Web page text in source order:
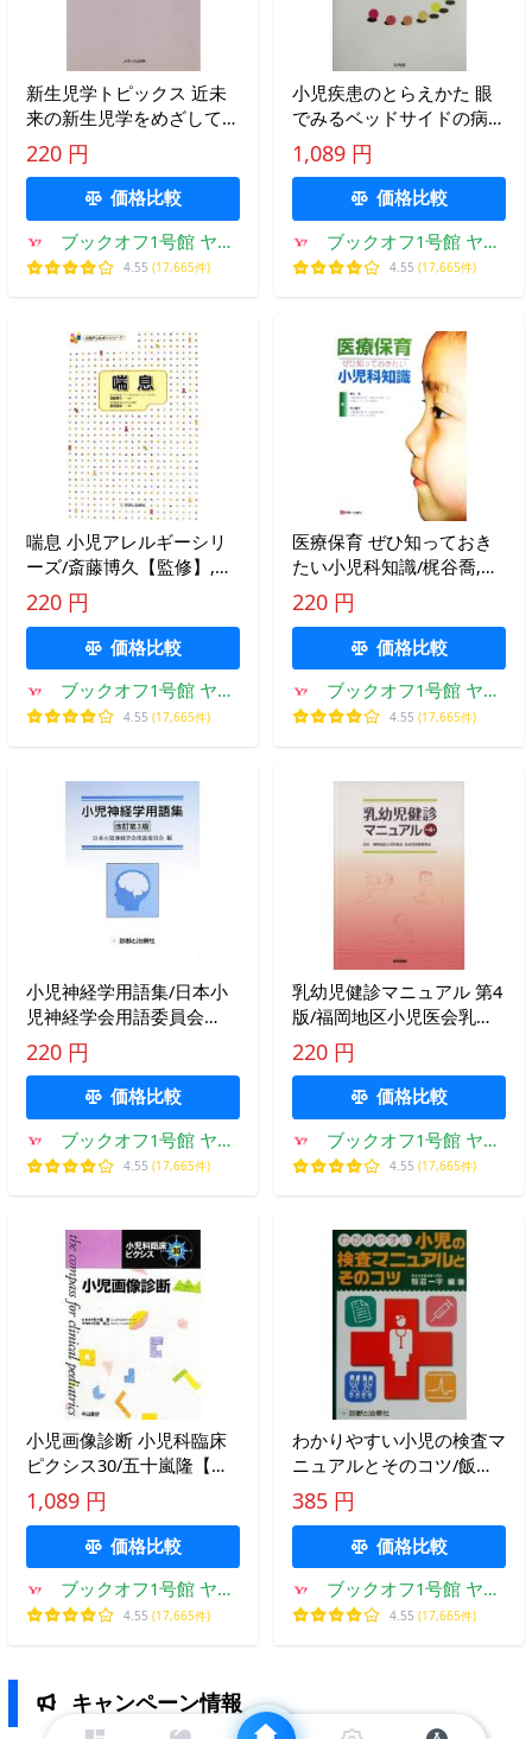
新生児学トピックス 近未
来の新生児学をめざして/
戸苅創(編者)
220 円
価格比較
ブックオフ1号館 ヤフ
ーショッピング店
4.55 (17,665件)
小児疾患のとらえかた 眼
でみるベッドサイドの病態
生理/別所文雄(編者),水谷
修紀(編者),
1,089 円
価格比較
ブックオフ1号館 ヤフ
ーショッピング店
4.55 (17,665件)
喘息 小児アレルギーシリ
ーズ/斎藤博久【監修】,勝
沼俊雄【編】
220 円
価格比較
ブックオフ1号館 ヤフ
ーショッピング店
4.55 (17,665件)
医療保育 ぜひ知っておき
たい小児科知識/梶谷喬,寺
田喜平【著】
220 円
価格比較
ブックオフ1号館 ヤフ
ーショッピング店
4.55 (17,665件)
小児神経学用語集/日本小
児神経学会用語委員会
【編】
220 円
価格比較
ブックオフ1号館 ヤフ
ーショッピング店
4.55 (17,665件)
乳幼児健診マニュアル 第4
版/福岡地区小児医会乳幼
児保健委員(著者)
220 円
価格比較
ブックオフ1号館 ヤフ
ーショッピング店
4.55 (17,665件)
小児画像診断 小児科臨床
ピクシス30/五十嵐隆【総
編集】,小熊栄二【専門編
集】
1,089 円
価格比較
ブックオフ1号館 ヤフ
ーショッピング店
4.55 (17,665件)
わかりやすい小児の検査マ
ニュアルとそのコツ/飯沼
一宇(著者)
385 円
価格比較
ブックオフ1号館 ヤフ
ーショッピング店
4.55 (17,665件)
キャンペーン情報